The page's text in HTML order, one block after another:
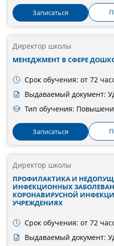
Записаться
Директор школы
МЕНЕДЖМЕНТ В СФЕРЕ
Срок обучения: от 72
Выдаваемый документ:
Тип обучения:
Записаться
Директор школы
ПРОФИЛАКТИКА И
ИНФЕКЦИОННЫХ
КОРОНАВИРУСНОЙ
УЧРЕЖДЕНИЯХ
Срок обучения: от 72
Выдаваемый документ: